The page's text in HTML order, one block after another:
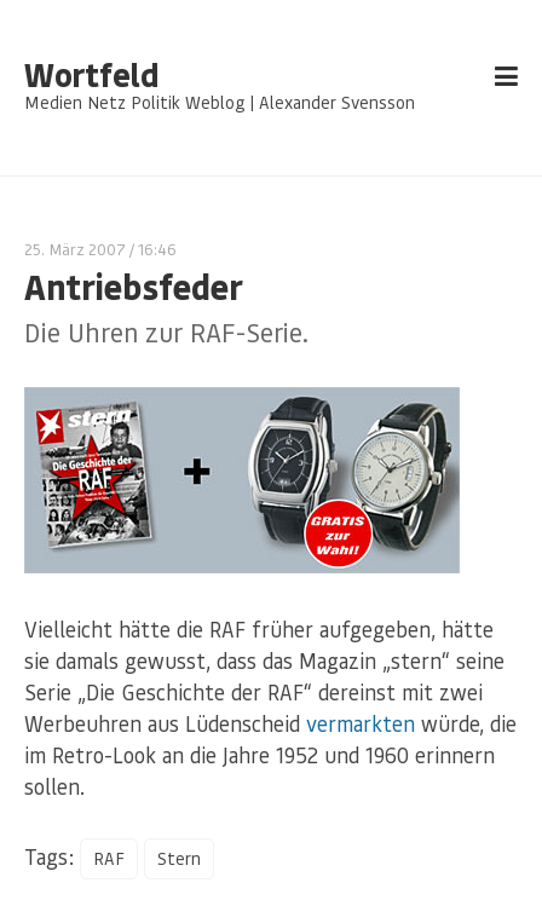
Wortfeld
Medien Netz Politik Weblog | Alexander Svensson
25. März 2007 / 16:46
Antriebsfeder
Die Uhren zur RAF-Serie.
Vielleicht hätte die RAF früher aufgegeben, hätte
sie damals gewusst, dass das Magazin „stern“ seine
Serie „Die Geschichte der RAF“ dereinst mit zwei
Werbeuhren aus Lüdenscheid vermarkten würde, die
im Retro-Look an die Jahre 1952 und 1960 erinnern
sollen.
Tags: RAF Stern